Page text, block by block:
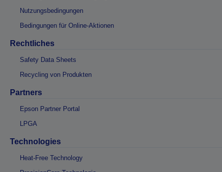
Nutzungsbedingungen
Bedingungen für Online-Aktionen
Rechtliches
Safety Data Sheets
Recycling von Produkten
Partners
Epson Partner Portal
LPGA
Technologies
Heat-Free Technology